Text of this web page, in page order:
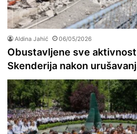
Aldina Jahić 06/05/2026
Obustavljene sve
Skenderija nakon